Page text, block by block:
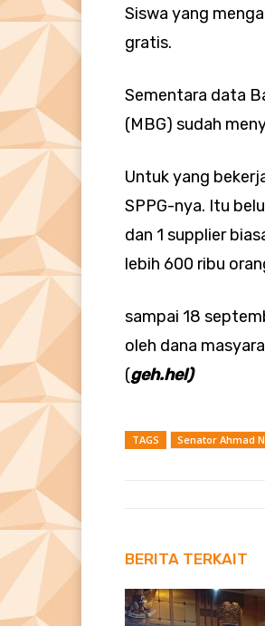
Siswa yang
gratis.
Sementara data
(MBG) sudah
Untuk yang
SPPG-nya. Itu
dan 1 supplier
lebih 600 ribu
sampai 18
oleh dana
(geh.hel)
TAGS Senator Ahmad
BERITA TERKAIT